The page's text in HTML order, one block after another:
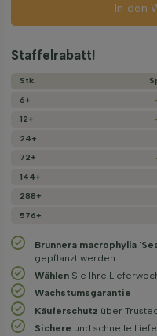
In den
Staffelrabatt!
Stk.
6+
12+
24+
72+
144+
288+
576+
Brunnera macrophylla
gepflanzt werden
Wählen Sie Ihre
Wachstums­garantie
Käuferschutz über
Sichere und schnelle